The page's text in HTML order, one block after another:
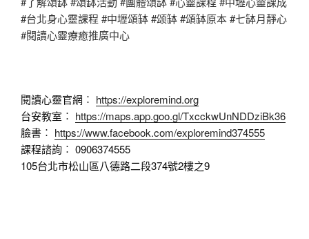
#台北身心靈課程 #中壢頌缽 #颂缽 #頌缽原本 #七缽月靜心
#閱讀心靈療癒推廣中心
閱讀心靈官網︰ https://exploremind.org
台安教室︰ https://maps.app.goo.gl/TxcckwUnNDDziBk36
臉書︰ https://www.facebook.com/exploremind374555
課程諮詢︰ 0906374555
105台北市松山區八德路二段374號2樓之9